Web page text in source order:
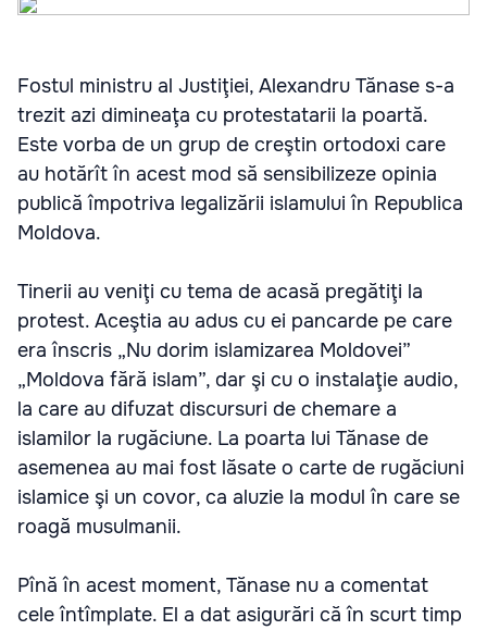
Fostul ministru al Justiţiei, Alexandru Tănase s-a
trezit azi dimineaţa cu protestatarii la poartă.
Este vorba de un grup de creştin ortodoxi care
au hotărît în acest mod să sensibilizeze opinia
publică împotriva legalizării islamului în Republica
Moldova.
Tinerii au veniţi cu tema de acasă pregătiţi la
protest. Aceştia au adus cu ei pancarde pe care
era înscris „Nu dorim islamizarea Moldovei”
„Moldova fără islam”, dar şi cu o instalaţie audio,
la care au difuzat discursuri de chemare a
islamilor la rugăciune. La poarta lui Tănase de
asemenea au mai fost lăsate o carte de rugăciuni
islamice şi un covor, ca aluzie la modul în care se
roagă musulmanii.
Pînă în acest moment, Tănase nu a comentat
cele întîmplate. El a dat asigurări că în scurt timp